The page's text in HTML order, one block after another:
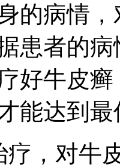
的病情
患者的
好牛皮
能达到
疗，对牛